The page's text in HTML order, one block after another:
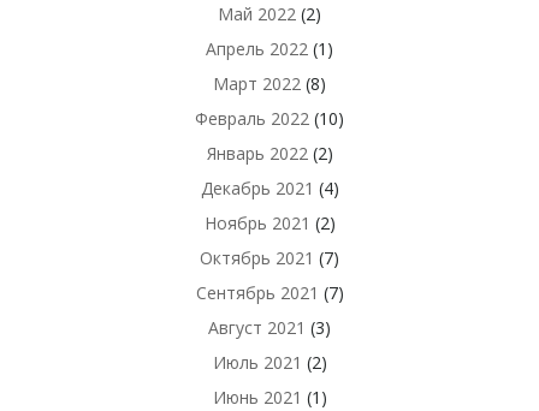
Май 2022 (2)
Апрель 2022 (1)
Март 2022 (8)
Февраль 2022 (10)
Январь 2022(2)
Декабрь 2021 (4)
Ноябрь 2021 (2)
Октябрь 2021 (7)
Сентябрь 2021 (7)
Август 2021 (3)
Июль 2021 (2)
Июнь 2021 (1)